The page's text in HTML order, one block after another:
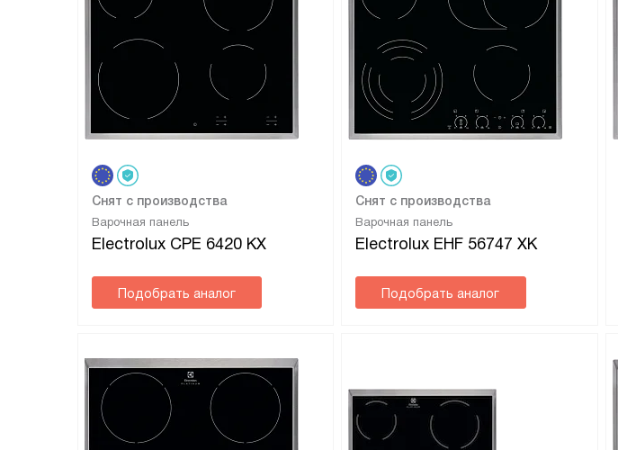
Варочная панель
Electrolux CPE 6420 KX
Снят с производства
Подобрать аналог
Варочная панель
Electrolux EHF 56747 XK
Снят с производства
Подобрать аналог